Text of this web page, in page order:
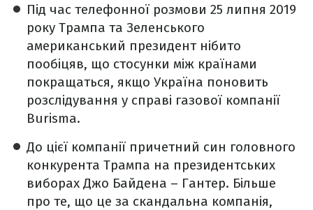
Під час телефонної розмови 25 липня 2019
року Трампа та Зеленського
американський президент нібито
пообіцяв, що стосунки між країнами
покращаться, якщо Україна поновить
розслідування у справі газової компанії
Burisma.
До цієї компанії причетний син головного
конкурента Трампа на президентських
виборах Джо Байдена – Гантер. Більше
про те, що це за скандальна компанія,